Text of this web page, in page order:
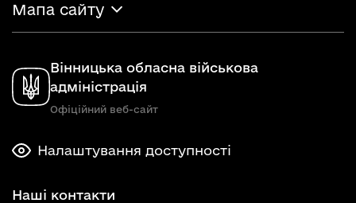
Мапа сайту
Вінницька обласна військова
адміністрація
Офіційний веб-сайт
Налаштування доступності
Наші контакти